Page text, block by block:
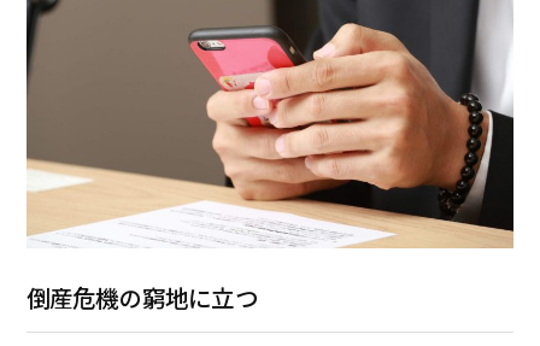
倒産危機の窮地に立つ